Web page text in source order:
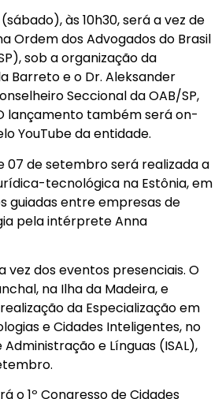
às 10h30, será a vez de
Ordem dos Advogados do Brasil
sob a organização da
Barreto e o Dr. Aleksander
Seccional da OAB/SP,
lançamento também será on-
YouTube da entidade.
07 de setembro será realizada a
tecnológica na Estônia, em
guiadas entre empresas de
pela intérprete Anna
vez dos eventos presenciais. O
na Ilha da Madeira, e
da Especialização em
e Cidades Inteligentes, no
e Línguas (ISAL),
o 1º Congresso de Cidades